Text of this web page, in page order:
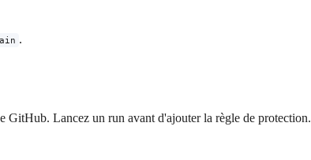
.
Lancez un run avant d'ajouter la règle de protection.